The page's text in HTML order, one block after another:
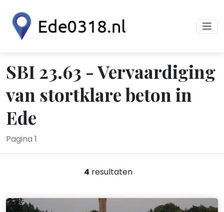
SBI 23.63 - Vervaardiging
van stortklare beton in
Ede
Pagina 1
4 resultaten